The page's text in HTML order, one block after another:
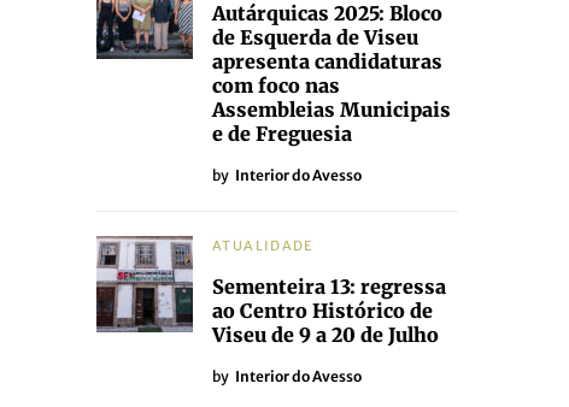
Autárquicas 2025: Bloco
de Esquerda de Viseu
apresenta candidaturas
com foco nas
Assembleias Municipais
e de Freguesia
by Interior do Avesso
ATUALIDADE
Sementeira 13: regressa
ao Centro Histórico de
Viseu de 9 a 20 de Julho
by Interior do Avesso